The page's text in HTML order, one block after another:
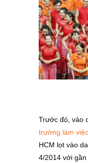
Trước đó, vào
trường làm
HCM lọt vào
4/2014 với